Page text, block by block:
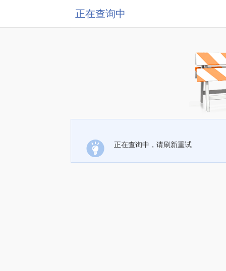
正在查询中
正在查询中，请刷新重试